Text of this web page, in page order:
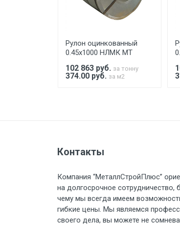
При доставке
предоставляется
Стоимость
Груз до 6 м, вес до 2 тн
Груз до 6 м, вес до 3 тн
Груз до 6 м, вес до 5 тн
Рулон оцинкованный
0.45х1000 НЛМК МТ
102 863 руб. за тонну
374.00 руб. за м2
Контакты
Компания “МеталлСтройПлюс”
на долгосрочное сотрудничество,
чему мы всегда имеем
гибкие цены. Мы являемся
своего дела, вы можете не